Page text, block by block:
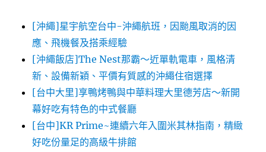
[沖繩]星宇航空台中-沖繩航班，因颱風取消的因
應、飛機餐及搭乘經驗
[沖繩飯店]The Nest那霸～近單軌電車，風格清
新、設備新穎、平價有質感的沖繩住宿選擇
[台中大里]享鴨烤鴨與中華料理大里德芳店～新開
幕好吃有特色的中式餐廳
[台中]KR Prime~連續六年入圍米其林指南，精緻
好吃份量足的高級牛排館